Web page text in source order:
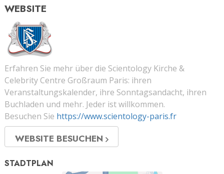
WEBSITE
Erfahren Sie mehr über die Scientology Kirche &
Celebrity Centre Großraum Paris: ihren
Veranstaltungskalender, ihre Sonntagsandacht, ihren
Buchladen und mehr. Jeder ist willkommen.
Besuchen Sie https://www.scientology-paris.fr
WEBSITE BESUCHEN
STADTPLAN